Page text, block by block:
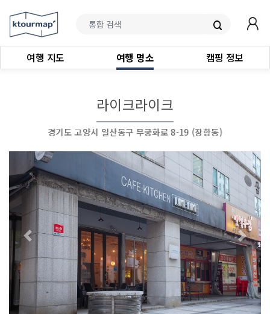
여행 지도 여행 명소 캠핑 정보
라이크라이크
경기도 고양시 일산동구 무궁화로 8-19 (장항동)